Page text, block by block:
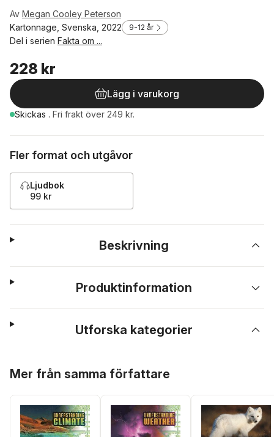
Av Megan Cooley Peterson
Kartonnage, Svenska, 2022
9-12 år
Del i serien Fakta om ...
228 kr
Lägg i varukorg
Skickas . Fri frakt över 249 kr.
Fler format och utgåvor
Ljudbok
99 kr
Beskrivning
Produktinformation
Utforska kategorier
Mer från samma författare